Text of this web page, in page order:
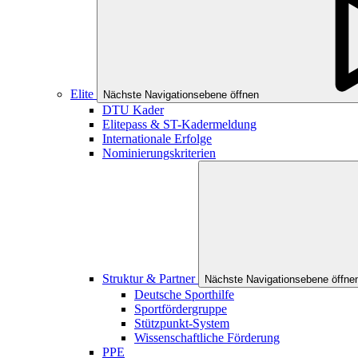
Elite Nächste Navigationsebene öffnen
DTU Kader
Elitepass & ST-Kadermeldung
Internationale Erfolge
Nominierungskriterien
Struktur & Partner Nächste Navigationsebene
Deutsche Sporthilfe
Sportfördergruppe
Stützpunkt-System
Wissenschaftliche Förderung
PPE